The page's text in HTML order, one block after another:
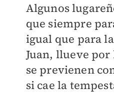
Algunos
que siempre
igual que para
Juan, llueve
se previenen
si cae la